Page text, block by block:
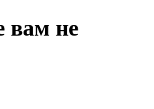
вам не